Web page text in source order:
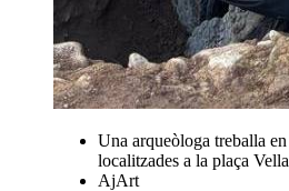
Una arqueòloga treballa
localitzades a la plaça
AjArt